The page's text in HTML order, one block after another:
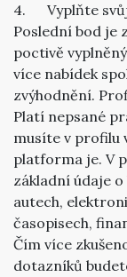
4. Vyplňte
Poslední bod je
poctivě
více nabídek
zvýhodnění.
Platí nepsané
musíte v profilu
platforma je. V
základní údaje o
autech,
časopisech,
Čím více
dotazníků